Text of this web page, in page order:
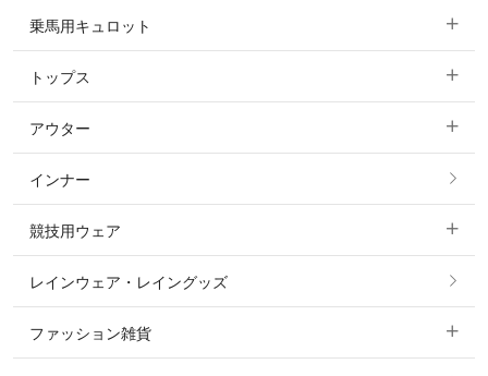
乗馬用キュロット
すべてのキュロット
フルグリップ・尻革 キュロット
ニーグリップ・膝革 キュロット
トップス
すべてのトップス
ポロシャツ
カットソー・Tシャツ・タンクトップ
パーカー・トレーナー・スウェット
アウター
すべてのアウター
コート
ジャケット・ブルゾン
インナー
競技用ウェア
すべての競技用ウェア
ショージャケット
レインウェア・レイングッズ
ファッション雑貨